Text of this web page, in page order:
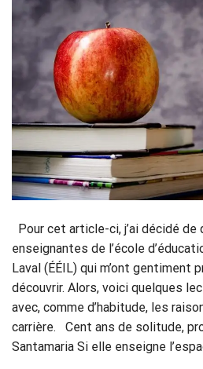
Pour cet article-ci, j’ai décidé
enseignantes de l’école
Laval (ÉÉIL) qui m’ont gentiment
découvrir. Alors, voici quelques
avec, comme d’habitude, les
carrière. Cent ans de solitude,
Santamaria Si elle enseigne